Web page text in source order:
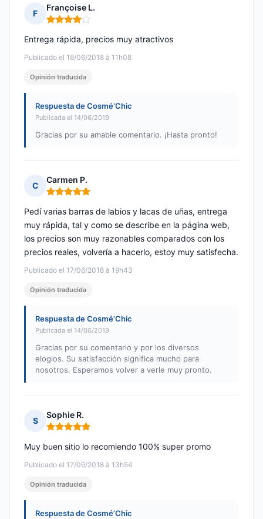
F
Françoise L.
Nota: 4 de 5
Publicado el 18/06/2018 à 11h08
Entrega rápida, precios muy atractivos
Opinión traducida
Respuesta de Cosmé’Chic
Publicada el 14/06/2019
Gracias por su amable comentario. ¡Hasta pronto!
C
Carmen P.
Nota: 5 de 5
Publicado el 17/06/2018 à 19h43
Pedí varias barras de labios y lacas de uñas, entrega
muy rápida, tal y como se describe en la página web,
los precios son muy razonables comparados con los
precios reales, volvería a hacerlo, estoy muy satisfecha.
Opinión traducida
Respuesta de Cosmé’Chic
Publicada el 14/06/2019
Gracias por su comentario y por los diversos
elogios. Su satisfacción significa mucho para
nosotros. Esperamos volver a verle muy pronto.
S
Sophie R.
Nota: 5 de 5
Publicado el 17/06/2018 à 13h54
Muy buen sitio lo recomiendo 100% super promo
Opinión traducida
Respuesta de Cosmé’Chic